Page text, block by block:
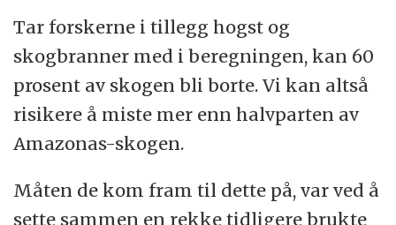
Tar forskerne i tillegg hogst og
skogbranner med i beregningen, kan 60
prosent av skogen bli borte. Vi kan altså
risikere å miste mer enn halvparten av
Amazonas-skogen.
Måten de kom fram til dette på, var ved å
sette sammen en rekke tidligere brukte